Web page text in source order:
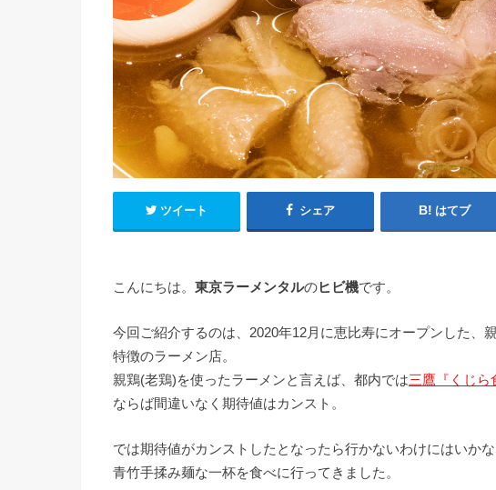
ツイート シェア はてブ
こんにちは。 東京ラーメンタルのヒビ機です。
今回ご紹介するのは、2020年12月に恵比寿にオープンした、
特徴のラーメン店。
親鶏(老鶏)を使ったラーメンと言えば、都内では三鷹『くじら
ならば間違いなく期待値はカンスト。
では期待値がカンストしたとなったら行かないわけにはいか
青竹手揉み麺な一杯を食べに行ってきました。